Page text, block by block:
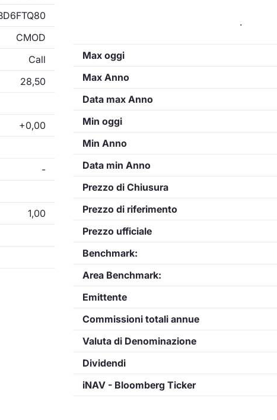
CMOD
Call
28,50
+0,00
-
1,00
.
Max oggi
Max Anno
Data max Anno
Min oggi
Min Anno
Data min Anno
Prezzo di Chiusura
Prezzo di riferimento
Prezzo ufficiale
Benchmark:
Area Benchmark:
Emittente
Commissioni totali annue
Valuta di Denominazione
Dividendi
iNAV - Bloomberg Ticker